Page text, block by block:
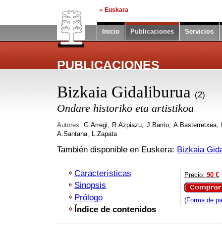
» Euskara
Inicio Publicaciones Servicios
PUBLICACIONES
Bizkaia Gidaliburua (2)
Ondare historiko eta artistikoa
Autores: G.Arregi, R.Azpiazu, J.Barrio, A.Basterretxea,
A.Santana,
L.Zapata
También disponible en Euskera: Bizkaia
Precio: 90 €
Comprar
(Forma de
Características
Sinopsis
Prólogo
Índice de contenidos